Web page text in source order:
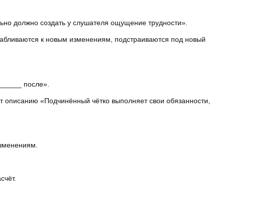
должно создать у слушателя ощущение трудности».
к новым изменениям, подстраиваются под новый
после».
описанию «Подчинённый чётко выполняет свои обязанности,